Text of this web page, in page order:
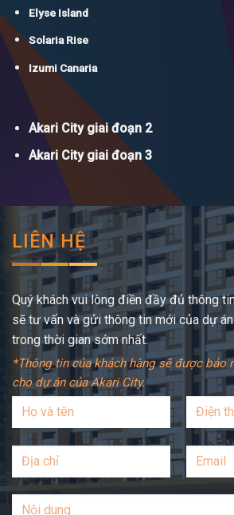
Elyse Island
Solaria Rise
Izumi Canaria
Akari City giai đoạn 2
Akari City giai đoạn 3
LIÊN HỆ
Quý khách vui lòng điền đầy đủ thông
sẽ tư vấn và gửi thông tin mới của dự
trong thời gian sớm nhất.
*Thông tin của khách hàng sẽ được bảo
cho dự án của Akari City.